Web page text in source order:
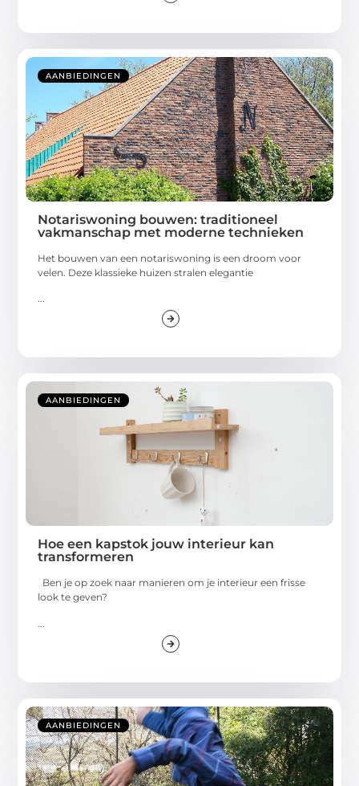
AANBIEDINGEN
Notariswoning bouwen: traditioneel
vakmanschap met moderne technieken
Het bouwen van een notariswoning is een droom voor
velen. Deze klassieke huizen stralen elegantie
...
AANBIEDINGEN
Hoe een kapstok jouw interieur kan
transformeren
Ben je op zoek naar manieren om je interieur een frisse
look te geven?
AANBIEDINGEN